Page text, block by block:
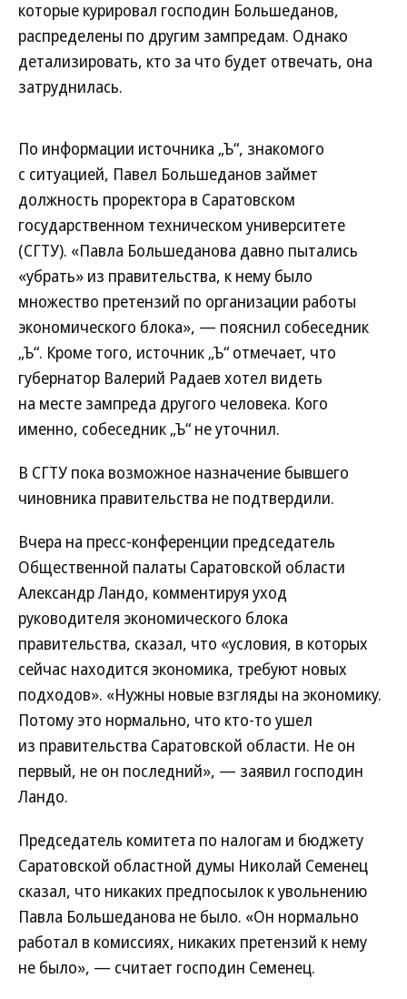
которые курировал господин Большеданов,
распределены по другим зампредам. Однако
детализировать, кто за что будет отвечать, она
затруднилась.
По информации источника „Ъ“, знакомого
с ситуацией, Павел Большеданов займет
должность проректора в Саратовском
государственном техническом университете
(СГТУ). «Павла Большеданова давно пытались
«убрать» из правительства, к нему было
множество претензий по организации работы
экономического блока», — пояснил собеседник
„Ъ“. Кроме того, источник „Ъ“ отмечает, что
губернатор Валерий Радаев хотел видеть
на месте зампреда другого человека. Кого
именно, собеседник „Ъ“ не уточнил.
В СГТУ пока возможное назначение бывшего
чиновника правительства не подтвердили.
Вчера на пресс-конференции председатель
Общественной палаты Саратовской области
Александр Ландо, комментируя уход
руководителя экономического блока
правительства, сказал, что «условия, в которых
сейчас находится экономика, требуют новых
подходов». «Нужны новые взгляды на экономику.
Потому это нормально, что кто-то ушел
из правительства Саратовской области. Не он
первый, не он последний», — заявил господин
Ландо.
Председатель комитета по налогам и бюджету
Саратовской областной думы Николай Семенец
сказал, что никаких предпосылок к увольнению
Павла Большеданова не было. «Он нормально
работал в комиссиях, никаких претензий к нему
не было», — считает господин Семенец.